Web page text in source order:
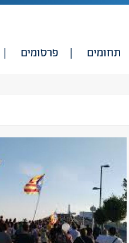
תחומים פרסומים